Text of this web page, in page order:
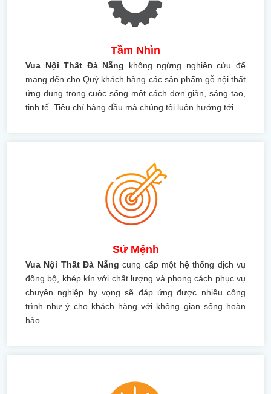
Tầm Nhìn
Vua Nội Thất Đà Nẵng không ngừng nghiên cứu để
mang đến cho Quý khách hàng các sản phẩm gỗ nội thất
ứng dụng trong cuộc sống một cách đơn giản, sáng tạo,
tinh tế. Tiêu chí hàng đầu mà chúng tôi luôn hướng tới
Sứ Mệnh
Vua Nội Thất Đà Nẵng cung cấp một hệ thống dịch vụ
đồng bộ, khép kín với chất lượng và phong cách phục vụ
chuyên nghiệp hy vọng sẽ đáp ứng được nhiều công
trình như ý cho khách hàng với không gian sống hoàn
hảo.